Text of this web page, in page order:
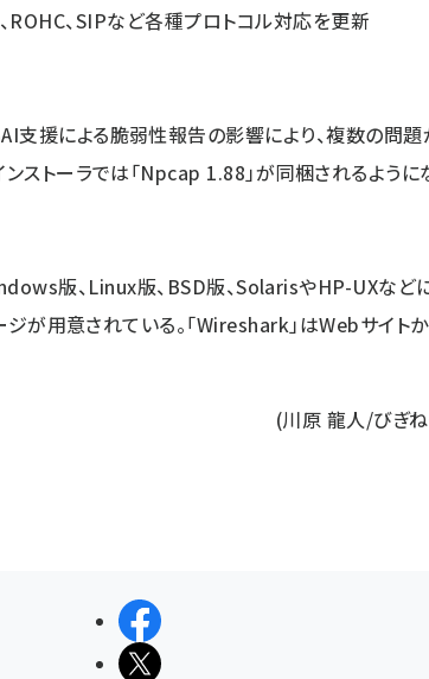
ROHC、SIPなど各種プロトコル対応を更新
支援による脆弱性報告の影響により、複数の問
ストーラでは「Npcap 1.88」が同梱されるように
版、Linux版、BSD版、SolarisやHP-UXなど
が用意されている。「Wireshark」はWebサイト
(川原 龍人/びぎ
シェアする
ポストする